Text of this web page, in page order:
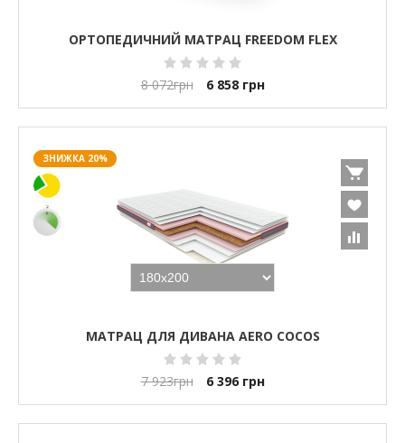
ОРТОПЕДИЧНИЙ МАТРАЦ FREEDOM FLEX
8 072грн 6 858 грн
ЗНИЖКА 20%
МАТРАЦ ДЛЯ ДИВАНА AERO COCOS
7 923грн 6 396 грн